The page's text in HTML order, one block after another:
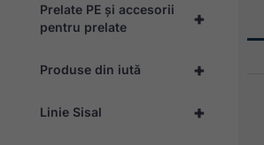
+
Prelate PE și accesorii
pentru prelate
+
Produse din iută
+
Linie Sisal